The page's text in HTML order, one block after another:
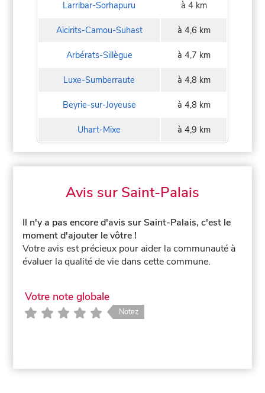
Larribar-Sorhapuru à 4 km
Aïcirits-Camou-Suhast à 4,6 km
Arbérats-Sillègue à 4,7 km
Luxe-Sumberraute à 4,8 km
Beyrie-sur-Joyeuse à 4,8 km
Uhart-Mixe à 4,9 km
Avis sur Saint-Palais
Il n'y a pas encore d'avis sur Saint-Palais, c'est le
moment d'ajouter le vôtre !
Votre avis est précieux pour aider la communauté à
évaluer la qualité de vie dans cette commune.
Votre note globale
Notez